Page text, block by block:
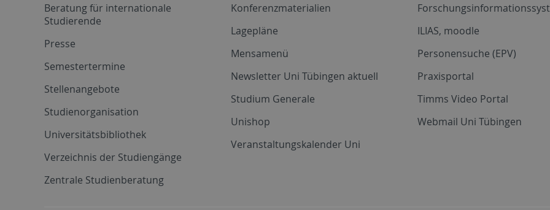
Beratung für internationale
Studierende
Presse
Semestertermine
Stellenangebote
Studienorganisation
Universitätsbibliothek
Verzeichnis der Studiengänge
Zentrale Studienberatung
Konferenzmaterialien
Lagepläne
Mensamenü
Newsletter Uni Tübingen aktuell
Studium Generale
Unishop
Veranstaltungskalender Uni
ILIAS, moodle
Personensuche (EPV)
Praxisportal
Timms Video Portal
Webmail Uni Tübingen